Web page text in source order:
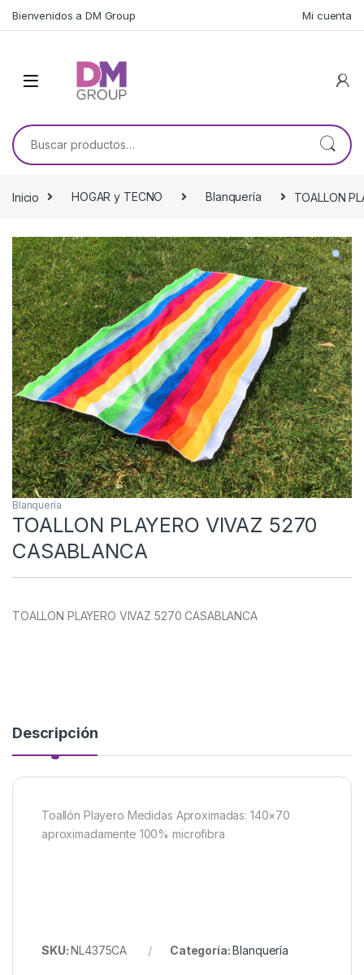
Bienvenidos a DM Group Mi cuenta
Buscar por:
Inicio HOGAR y TECNO Blanquería TOALLON
Blanquería
TOALLON PLAYERO VIVAZ 5270
CASABLANCA
TOALLON PLAYERO VIVAZ 5270 CASABLANCA
Descripción
Toallón Playero Medidas Aproximadas: 140×70
aproximadamente 100% microfibra
SKU:NL4375CA Categoría:Blanquería